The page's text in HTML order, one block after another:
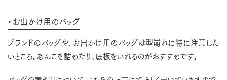
・お出かけ用のバッグ
ブランドのバッグや、お出かけ用のバッグは型崩れに特に注意した
いところ。あんこを詰めたり、底板をいれるのがおすすめです。